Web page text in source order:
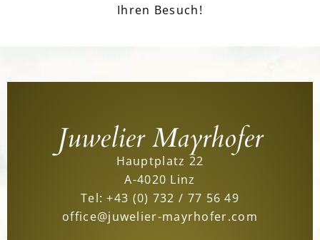
Ihren Besuch!
Juwelier Mayrhofer
Hauptplatz 22
A-4020 Linz
Tel:+43 (0) 732 / 77 56 49
office@juwelier-mayrhofer.com